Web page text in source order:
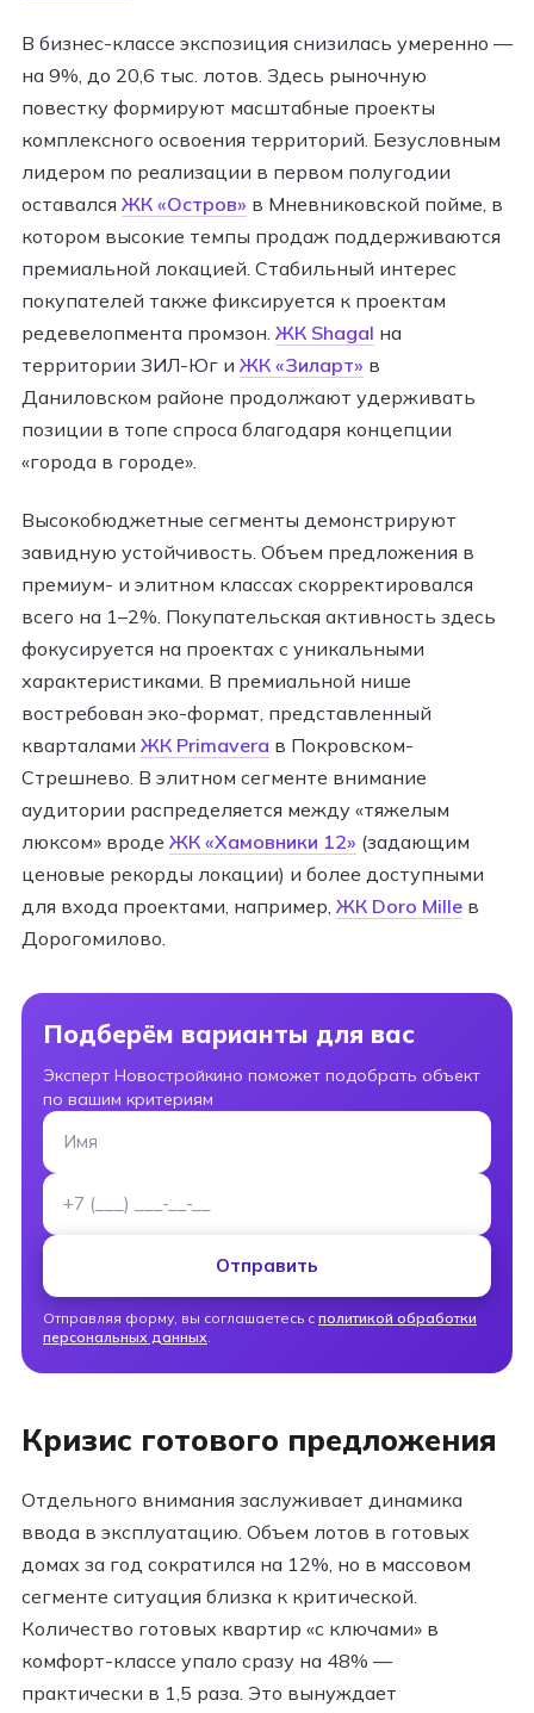
В бизнес-классе экспозиция снизилась умеренно —
на 9%, до 20,6 тыс. лотов. Здесь рыночную
повестку формируют масштабные проекты
комплексного освоения территорий. Безусловным
лидером по реализации в первом полугодии
оставался ЖК «Остров» в Мневниковской пойме, в
котором высокие темпы продаж поддерживаются
премиальной локацией. Стабильный интерес
покупателей также фиксируется к проектам
редевелопмента промзон. ЖК Shagal на
территории ЗИЛ-Юг и ЖК «Зиларт» в
Даниловском районе продолжают удерживать
позиции в топе спроса благодаря концепции
«города в городе».​
Высокобюджетные сегменты демонстрируют
завидную устойчивость. Объем предложения в
премиум- и элитном классах скорректировался
всего на 1–2%. Покупательская активность здесь
фокусируется на проектах с уникальными
характеристиками. В премиальной нише
востребован эко-формат, представленный
кварталами ЖК Primavera в Покровском-
Стрешнево. В элитном сегменте внимание
аудитории распределяется между «тяжелым
люксом» вроде ЖК «Хамовники 12» (задающим
ценовые рекорды локации) и более доступными
для входа проектами, например, ЖК Doro Mille в
Дорогомилово.​
Подберём варианты для вас
Эксперт Новостройкино поможет подобрать объект
по вашим критериям
Имя
Номер телефона
Отправить
Отправляя форму, вы соглашаетесь с политикой обработки
персональных данных
Кризис готового предложения
Отдельного внимания заслуживает динамика
ввода в эксплуатацию. Объем лотов в готовых
домах за год сократился на 12%, но в массовом
сегменте ситуация близка к критической.
Количество готовых квартир «с ключами» в
комфорт-классе упало сразу на 48% —
практически в 1,5 раза. Это вынуждает